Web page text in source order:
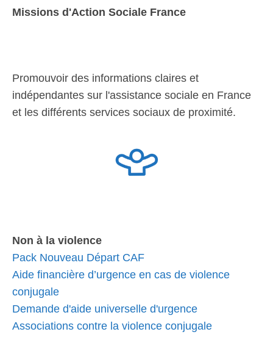
Missions d'Action Sociale France
Promouvoir des informations claires et
indépendantes sur l'assistance sociale en France
et les différents services sociaux de proximité.
Non à la violence
Pack Nouveau Départ CAF
Aide financière d’urgence en cas de violence
conjugale
Demande d'aide universelle d'urgence
Associations contre la violence conjugale